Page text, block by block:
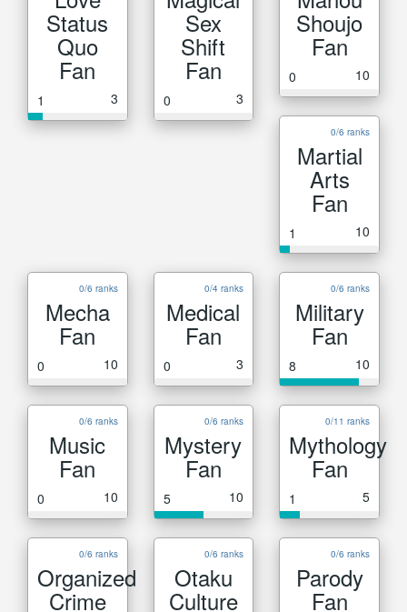
Status
Quo
Fan
1 3
Sex
Shift
Fan
0 3
Shoujo
Fan
0 10
0/6 ranks
Martial
Arts
Fan
1 10
0/6 ranks
Mecha
Fan
0 10
0/4 ranks
Medical
Fan
0 3
0/6 ranks
Military
Fan
8 10
0/6 ranks
Music
Fan
0 10
0/6 ranks
Mystery
Fan
5 10
0/11 ranks
Mythology
Fan
1 5
0/6 ranks
Organized
Crime
0/6 ranks
Otaku
Culture
0/6 ranks
Parody
Fan